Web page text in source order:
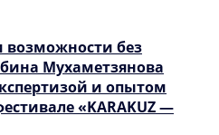
без
Мухаметзянова
и опытом
«KARAKUZ —